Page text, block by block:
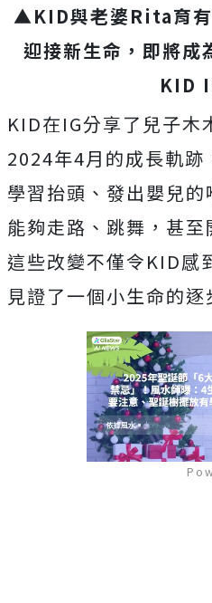
▲KID與老婆Rita育有
迎接新生命，即將成
KID
KID在IG分享了兒子木
2024年4月的成長軌跡
學習抬頭、發出嬰兒
能夠走路、跳舞，甚至
這些改變不僅令KID感
見證了一個小生命的逐